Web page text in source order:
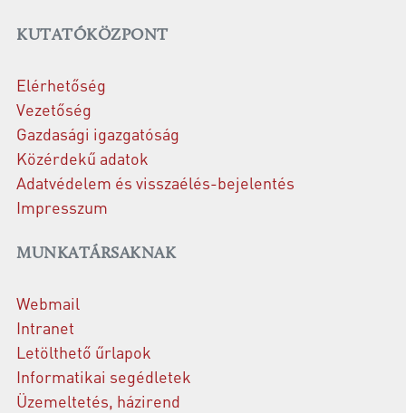
KUTATÓKÖZPONT
Elérhetőség
Vezetőség
Gazdasági igazgatóság
Közérdekű adatok
Adatvédelem és visszaélés-bejelentés
Impresszum
MUNKATÁRSAKNAK
Webmail
Intranet
Letölthető űrlapok
Informatikai segédletek
Üzemeltetés, házirend